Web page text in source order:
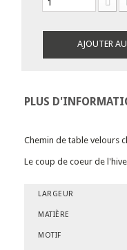
AJOUTER
PLUS
Chemin de table velours
Le coup de coeur de
LARGEUR
MATIÈRE
MOTIF